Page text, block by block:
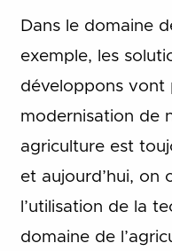
Dans le domaine
exemple, les
développons vont
modernisation de
agriculture est
et aujourd’hui, on
l’utilisation de la
domaine de